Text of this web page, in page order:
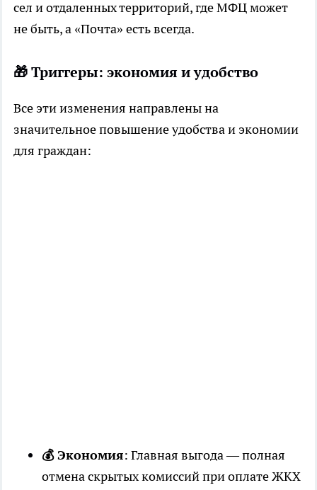
сел и отдаленных территорий, где МФЦ может
не быть, а «Почта» есть всегда.
🎁 Триггеры: экономия и удобство
Все эти изменения направлены на
значительное повышение удобства и экономии
для граждан:
💰 Экономия: Главная выгода — полная
отмена скрытых комиссий при оплате ЖКХ